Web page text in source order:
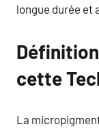
longue durée et
cette
La